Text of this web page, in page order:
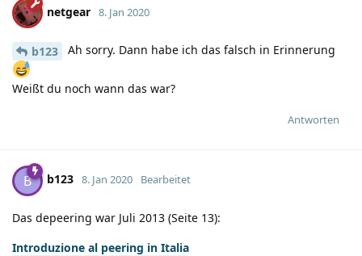
netgear 8. Jan 2020
b123 Ah sorry. Dann habe ich das falsch in Erinnerung
Weißt du noch wann das war?
Antworten
B b123 8. Jan 2020 Bearbeitet
Das depeering war Juli 2013 (Seite 13):
Introduzione al peering in Italia